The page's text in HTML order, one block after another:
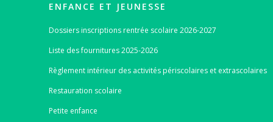
ENFANCE ET JEUNESSE
Dossiers inscriptions rentrée scolaire 2026-2027
Liste des fournitures 2025-2026
Règlement intérieur des activités périscolaires et extrascolaires
Restauration scolaire
Petite enfance